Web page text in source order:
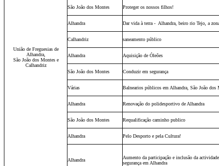
União de Freguesias de
Alhandra,
São João dos Montes e
Calhandriz
São João dos Montes Proteger os nossos filhos!
Alhandra Dar vida à terra - Alhandra, beiro rio Tejo, a
Calhandriz saneamento público
Alhandra Aquisição de Óleões
São João dos Montes Conduzir em segurança
Várias Balnearios públicos em Alhandra, São João dos
Alhandra Renovação do polidesportivo de Alhandra
São João dos Montes Requalificação caminho publico
Alhandra Pelo Desporto e pela Cultura!
Alhandra
Aumento da participação e inclusão da
segurança em Alhandra